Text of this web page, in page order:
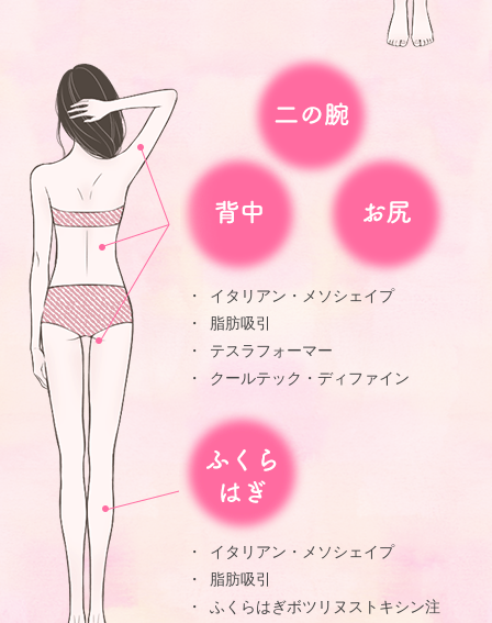
イタリアン・メソシェイプ
脂肪吸引
テスラフォーマー
クールテック・ディファイン
イタリアン・メソシェイプ
脂肪吸引
ふくらはぎボツリヌストキシン注